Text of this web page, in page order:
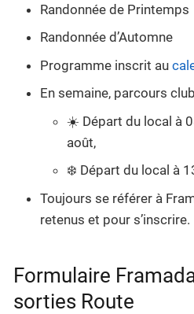
Randonnée de Printemps
Randonnée d’Automne
Programme inscrit au
En semaine, parcours
☀️ Départ du local à
août,
❄️ Départ du local à
Toujours se référer à
retenus et pour s’inscrire.
Formulaire
sorties Route